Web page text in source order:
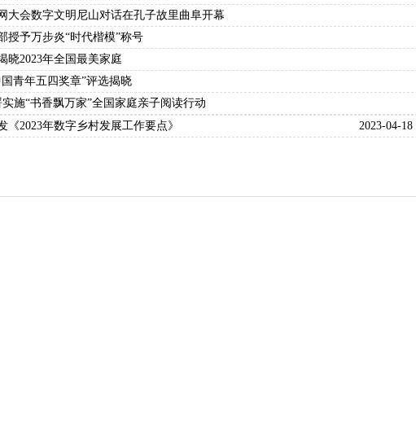
大会数字文明尼山对话在孔子故里曲阜开幕
授予万步炎“时代楷模”称号
晓2023年全国最美家庭
国青年五四奖章”评选揭晓
施“书香飘万家”全国家庭亲子阅读行动
2023-04-18
《2023年数字乡村发展工作要点》